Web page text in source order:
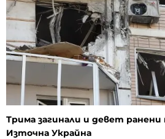
Трима загинали и девет
Източна Украйна